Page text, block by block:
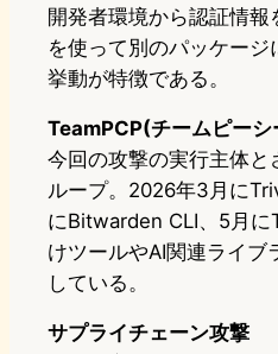
開発者環境から認証情
を使って別のパッケー
挙動が特徴である。
TeamPCP(チームピーシ
今回の攻撃の実行主体
ループ。2026年3月に
にBitwarden CLI、5月に
けツールやAI関連ライブ
している。
サプライチェーン攻撃